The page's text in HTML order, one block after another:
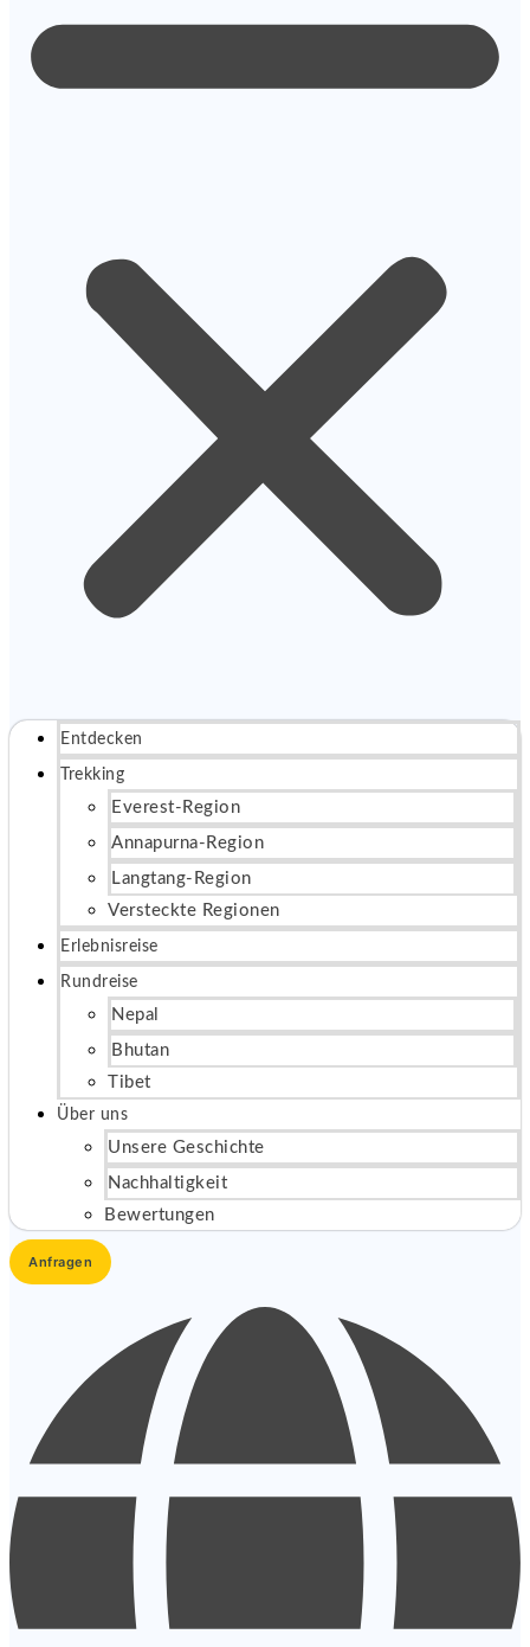
Entdecken
Trekking
Everest-Region
Annapurna-Region
Langtang-Region
Versteckte Regionen
Erlebnisreise
Rundreise
Nepal
Bhutan
Tibet
Über uns
Unsere Geschichte
Nachhaltigkeit
Bewertungen
Anfragen